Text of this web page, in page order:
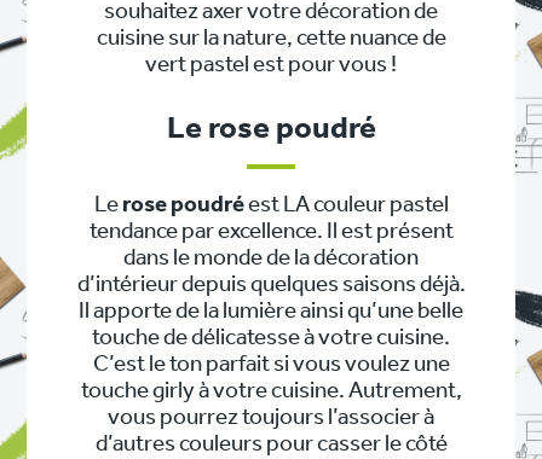
souhaitez axer votre décoration de
cuisine sur la nature, cette nuance de
vert pastel est pour vous !
Le rose poudré
Le rose poudréest LA couleur pastel
tendance par excellence. Il est présent
dans le monde de la décoration
d’intérieur depuis quelques saisons déjà.
Il apporte de la lumière ainsi qu’une belle
touche de délicatesse à votre cuisine.
C’est le ton parfait si vous voulez une
touche girly à votre cuisine. Autrement,
vous pourrez toujours l’associer à
d’autres couleurs pour casser le côté